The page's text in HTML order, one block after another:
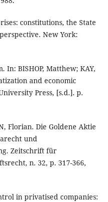
constitutions, the State
New York:
In: BISHOP, Matthew; KAY,
and economic
Press, [s.d.]. p.
Florian. Die Goldene Aktie
und
Zeitschrift für
n. 32, p. 317-366,
in privatised companies: